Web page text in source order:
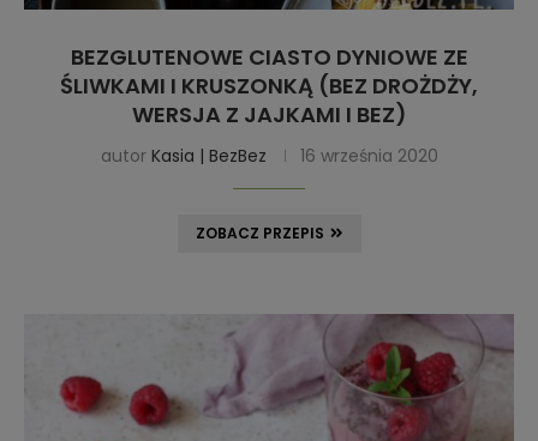
BEZGLUTENOWE CIASTO DYNIOWE ZE
ŚLIWKAMI I KRUSZONKĄ (BEZ DROŻDŻY,
WERSJA Z JAJKAMI I BEZ)
autor Kasia | BezBez 16 września 2020
ZOBACZ PRZEPIS